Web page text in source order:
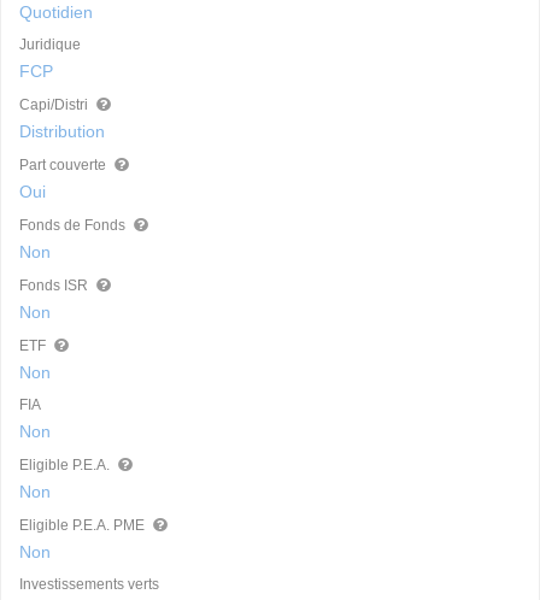
Quotidien
Juridique
FCP
Capi/Distri
Distribution
Part couverte
Oui
Fonds de Fonds
Non
Fonds ISR
Non
ETF
Non
FIA
Non
Eligible P.E.A.
Non
Eligible P.E.A. PME
Non
Investissements verts